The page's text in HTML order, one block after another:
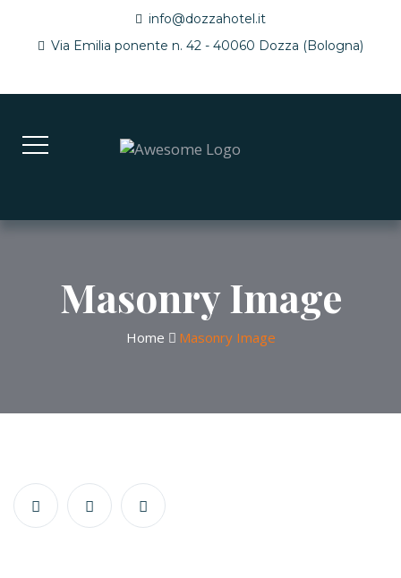
info@dozzahotel.it
Via Emilia ponente n. 42 - 40060 Dozza (Bologna)
Masonry Image
Home Masonry Image